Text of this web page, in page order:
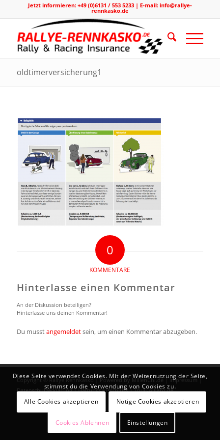
Jetzt informieren: +49 (0)6131 / 553 5233 | E-mail: info@rallye-
rennkasko.de
oldtimerversicherung1
0
KOMMENTARE
Hinterlasse einen Kommentar
An der Diskussion beteiligen?
Hinterlasse uns deinen Kommentar!
Du musstangemeldetsein, um einen Kommentar abzugeben.
Copyright © Rallye Rennkasko |Powered by MillenChi.de|Impressum |
Datenschutzerklärung|Haftungsausschluss|Thull-Allianz.de
Diese Seite verwendet Cookies. Mit der Weiternutzung der Seite,
stimmst du die Verwendung von Cookies zu.
Alle Cookies akzeptieren
Nötige Cookies akzeptieren
Cookies Ablehnen Einstellungen